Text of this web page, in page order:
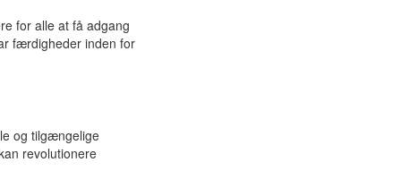
for alle at få adgang
færdigheder inden for
og tilgængelige
revolutionere